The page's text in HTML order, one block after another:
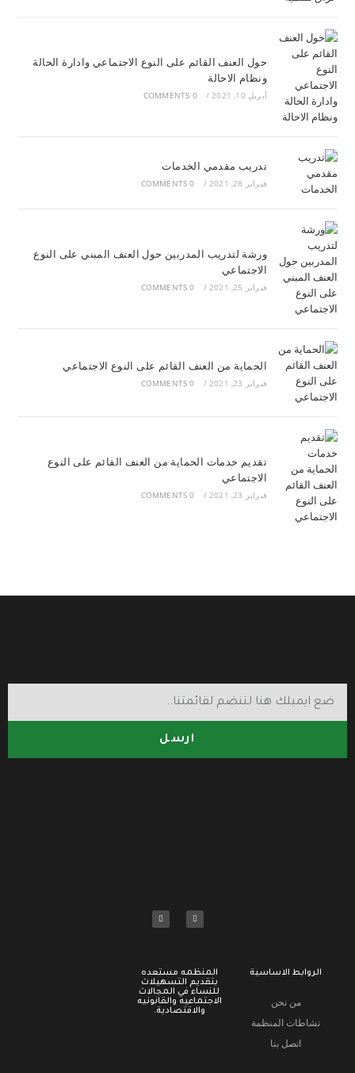
حول العنف القائم على النوع الاجتماعي وادارة الحالة
ونظام الاحالة
أبريل 10, 2021 /
0 COMMENTS
تدريب مقدمي الخدمات
فبراير 28, 2021 /
0 COMMENTS
ورشة لتدريب المدربين حول العنف المبني على النوع
الاجتماعي
فبراير 25, 2021 /
0 COMMENTS
الحماية من العنف القائم على النوع الاجتماعي
فبراير 23, 2021 /
0 COMMENTS
تقديم خدمات الحماية من العنف القائم على النوع
الاجتماعي
فبراير 23, 2021 /
0 COMMENTS
ارسل
الروابط الاساسية
من نحن
نشاطات المنظمة
اتصل بنا
المنظمه مستعده
بتقديم التسهيلات
للنساء في المجالات
الاجتماعيه والقانونيه
والاقتصادية.